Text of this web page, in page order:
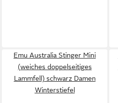
Emu Australia Stinger Mini
(weiches doppelseitiges
Lammfell) schwarz Damen
Winterstiefel